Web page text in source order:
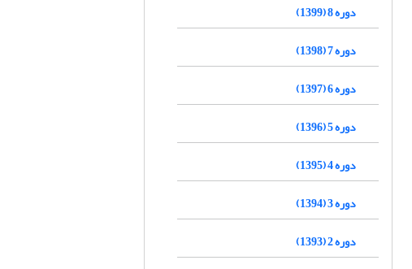
دوره 8 (1399)
دوره 7 (1398)
دوره 6 (1397)
دوره 5 (1396)
دوره 4 (1395)
دوره 3 (1394)
دوره 2 (1393)